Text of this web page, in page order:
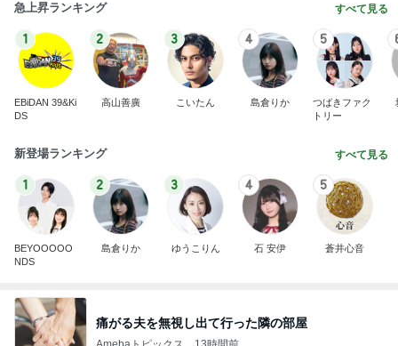
急上昇ランキング すべて見る
1
EBiDAN 39&Ki
DS
2
高山善廣
3
こいたん
4
島倉りか
5
つばきファク
トリー
新登場ランキング すべて見る
1
BEYOOOOO
NDS
2
島倉りか
3
ゆうこりん
4
石 安伊
5
蒼井心音
痛がる夫を無視し出て行った隣の部屋